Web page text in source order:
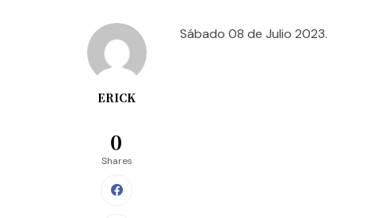
ERICK
0
Shares
Sábado 08 de Julio 2023.